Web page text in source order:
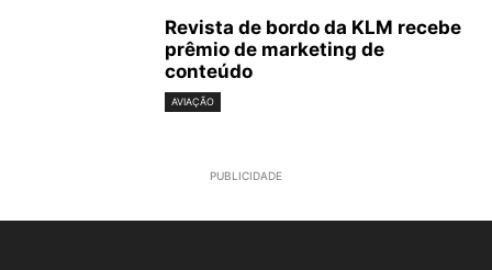
Revista de bordo da KLM recebe
prêmio de marketing de
conteúdo
AVIAÇÃO
PUBLICIDADE